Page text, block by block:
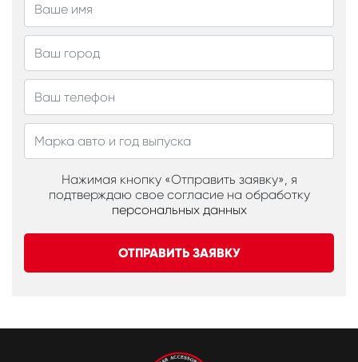
Нажимая кнопку «Отправить заявку», я
подтверждаю свое согласие на обработку
персональных данных
ОТПРАВИТЬ ЗАЯВКУ